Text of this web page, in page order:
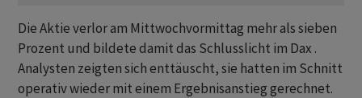
Die Aktie verlor am Mittwochvormittag mehr als sieben
Prozent und bildete damit das Schlusslicht im Dax .
Analysten zeigten sich enttäuscht, sie hatten im Schnitt
operativ wieder mit einem Ergebnisanstieg gerechnet.